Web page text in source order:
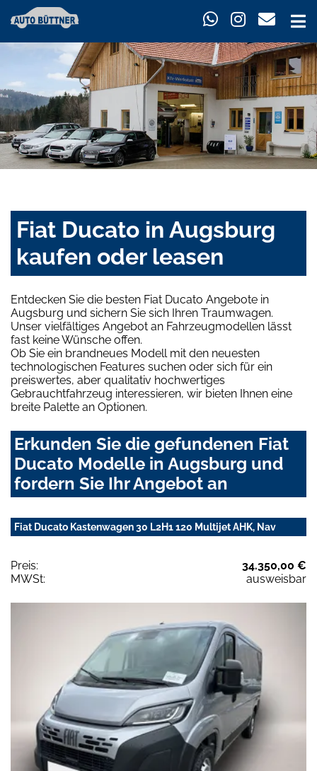
Fiat Ducato in Augsburg
kaufen oder leasen
Entdecken Sie die besten Fiat Ducato Angebote in
Augsburg und sichern Sie sich Ihren Traumwagen.
Unser vielfältiges Angebot an Fahrzeugmodellen lässt
fast keine Wünsche offen.
Ob Sie ein brandneues Modell mit den neuesten
technologischen Features suchen oder sich für ein
preiswertes, aber qualitativ hochwertiges
Gebrauchtfahrzeug interessieren, wir bieten Ihnen eine
breite Palette an Optionen.
Erkunden Sie die gefundenen Fiat
Ducato Modelle in Augsburg und
fordern Sie Ihr Angebot an
Fiat Ducato Kastenwagen 30 L2H1 120 Multijet AHK, Nav
Preis:
34.350,00 €
MWSt:
ausweisbar